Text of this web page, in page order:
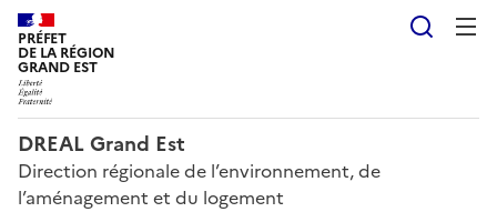
PRÉFET
DE LA RÉGION
GRAND EST
DREAL Grand Est
Direction régionale de l’environnement, de
l’aménagement et du logement